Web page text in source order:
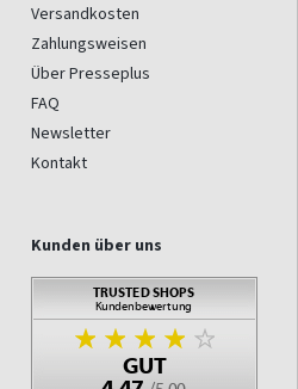
Versandkosten
Zahlungsweisen
Über Presseplus
FAQ
Newsletter
Kontakt
Kunden über uns